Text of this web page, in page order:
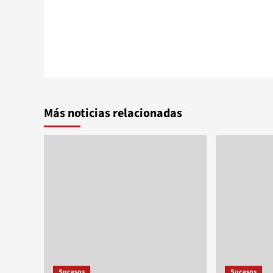
Más noticias relacionadas